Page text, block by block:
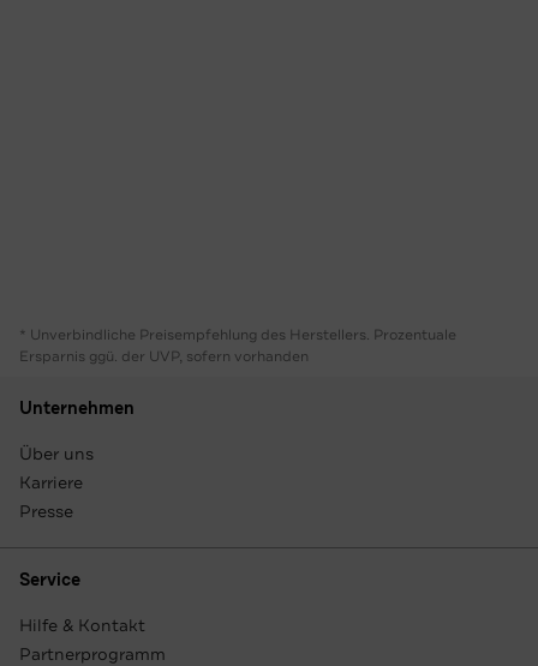
* Unverbindliche Preisempfehlung des Herstellers. Prozentuale
Ersparnis ggü. der UVP, sofern vorhanden
Unternehmen
Über uns
Karriere
Presse
Service
Hilfe & Kontakt
Partnerprogramm